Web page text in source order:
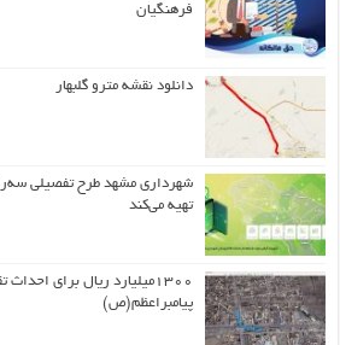
فرهنگیان
دانلود نقشه مترو گلبهار
شهرداری مشهد طرح تفصیلی
تهیه می‌کند
۱۳۰۰میلیارد ریال برای
پیامبراعظم(ص)